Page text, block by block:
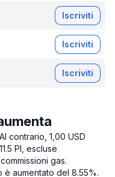
Iscriviti
Iscriviti
Iscriviti
Al contrario, 1,00 USD
PI, escluse
gas.
è aumentato del 8.55%.